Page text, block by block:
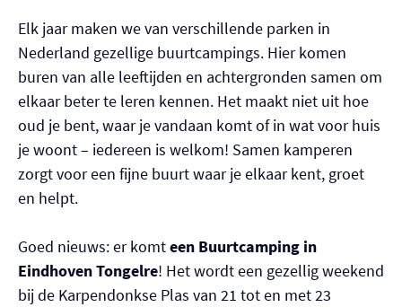
Elk jaar maken we van verschillende parken in
Nederland gezellige buurtcampings. Hier komen
buren van alle leeftijden en achtergronden samen om
elkaar beter te leren kennen. Het maakt niet uit hoe
oud je bent, waar je vandaan komt of in wat voor huis
je woont – iedereen is welkom! Samen kamperen
zorgt voor een fijne buurt waar je elkaar kent, groet
en helpt.
Goed nieuws: er komteen Buurtcamping in
Eindhoven Tongelre! Het wordt een gezellig weekend
bij de Karpendonkse Plas van 21 tot en met 23